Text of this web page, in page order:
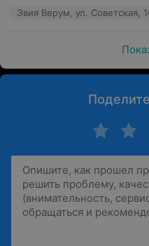
Эвия Верум, ул. Советская,